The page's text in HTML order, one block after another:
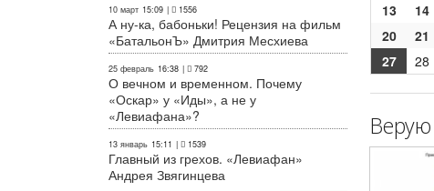
10 март 15:09 | 1556
А ну-ка, бабоньки! Рецензия на фильм
«БатальонЪ» Дмитрия Месхиева
25 февраль 16:38 | 792
О вечном и временном. Почему
«Оскар» у «Иды», а не у
«Левиафана»?
13 январь 15:11 | 1539
Главный из грехов. «Левиафан»
Андрея Звягинцева
13
14
20
21
27
28
Верую